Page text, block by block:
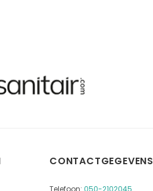
CONTACTGEGEVENS